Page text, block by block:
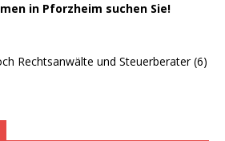
in Pforzheim suchen Sie!
Rechtsanwälte und Steuerberater (6)